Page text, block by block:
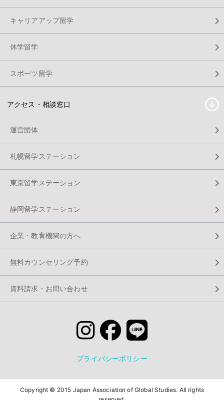
キャリアアップ留学
休学留学
スポーツ留学
アクセス・相談窓口
運営団体
札幌留学ステーション
東京留学ステーション
静岡留学ステーション
企業・教育機関の方へ
無料カウンセリング予約
資料請求・お問い合わせ
プライバシーポリシー
Copyright © 2015 Japan Association of Global Studies. All rights